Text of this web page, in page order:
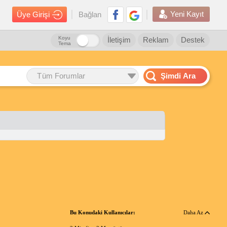
Üye Girişi Bağlan Yeni Kayıt
Destek
Reklam
İletişim
Koyu
Tema
Tüm Forumlar Şimdi Ara
Bu Konudaki Kullanıcılar: Daha Az